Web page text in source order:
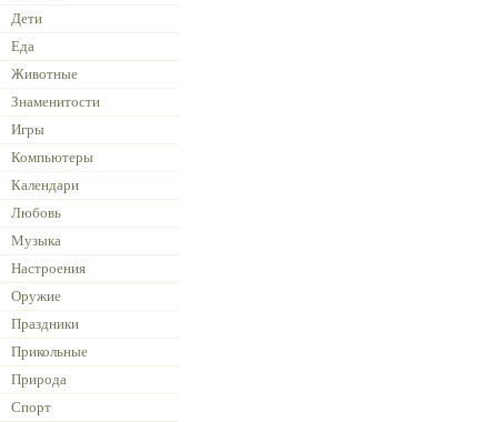
Дети
Еда
Животные
Знаменитости
Игры
Компьютеры
Календари
Любовь
Музыка
Настроения
Оружие
Праздники
Прикольные
Природа
Спорт